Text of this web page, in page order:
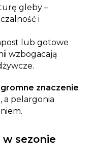
gleby –
i
lub gotowe
wzbogacają
znaczenie
a pelargonia
sezonie